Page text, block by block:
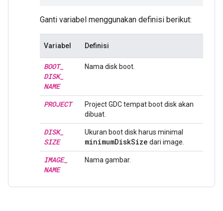
Ganti variabel menggunakan definisi berikut:
Variabel Definisi
BOOT_
DISK_
NAME
Nama disk boot.
PROJECT
Project GDC tempat boot disk akan
dibuat.
DISK_
SIZE
Ukuran boot disk harus minimal
minimumDiskSize dari image.
IMAGE_
NAME
Nama gambar.